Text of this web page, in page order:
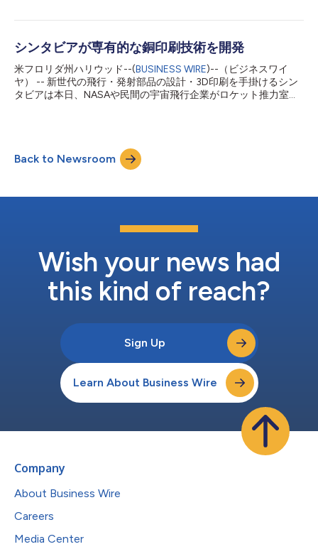
を構築すること、(ii) AMなどの新しい製造技術の採用を制限する
アの株主・経営陣による企業目標や成長戦略の策定を支援しま
オマール・フェルガニ博士。フェルガニ博士は、ドイツのベルリ
ンを拠点とする電子機器・半導体のOEMであるアトテックの産業
デジタルソリューション部門の責任者代理です。フェルガニ博士
は以前、シーメンスで付加製造の戦略事業担当ディレクターを務
めていました。また、博士はベルリン工科大学の非常勤教授でも
す。フェルガニ博士は機械工学の博士号を持ち、ジョージア工科
大学とノルウェー科学技術大学の両方で製造・材料...
シンタビアが専有的な銅印刷技術を開発
米フロリダ州ハリウッド--(BUSINESS WIRE)--（ビジネスワイ
ヤ） -- 新世代の飛行・発射部品の設計・3D印刷を手掛けるシン
タビアは本日、NASAや民間の宇宙飛行企業がロケット推力室の
M400-4プリンター向けに開発したもので、最小密度99.94%、
最小引張強度28.3ksi、最小極限降伏強度52.7ksi、最小伸長率
32.4%のGRCop-42部品を実現します。重要な点として、この技
め、生産のための時間、複雑さ、コストを削減することができま
務めるパブロ・アールは、次のように述べています。｢本日の発
表は、シンタビアが進めている材料開発の取り組みを初めて公開
スト効率よく、優れた機械的特性で印刷するという潜在力を引き
出す上で、独...
Back to Newsroom
Wish your news had
this kind of reach?
Sign Up
Learn About Business Wire
Company
About Business Wire
Careers
Media Center